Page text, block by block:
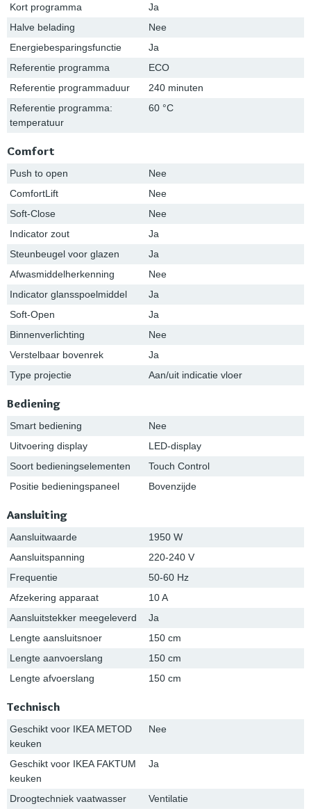
Kort programma
Ja
Halve belading
Nee
Energiebesparingsfunctie
Ja
Referentie programma
ECO
Referentie programmaduur
240 minuten
Referentie programma:
temperatuur
60 °C
Comfort
Push to open
Nee
ComfortLift
Nee
Soft-Close
Nee
Indicator zout
Ja
Steunbeugel voor glazen
Ja
Afwasmiddelherkenning
Nee
Indicator glansspoelmiddel
Ja
Soft-Open
Ja
Binnenverlichting
Nee
Verstelbaar bovenrek
Ja
Type projectie
Aan/uit indicatie vloer
Bediening
Smart bediening
Nee
Uitvoering display
LED-display
Soort bedieningselementen
Touch Control
Positie bedieningspaneel
Bovenzijde
Aansluiting
Aansluitwaarde
1950 W
Aansluitspanning
220-240 V
Frequentie
50-60 Hz
Afzekering apparaat
10 A
Aansluitstekker meegeleverd
Ja
Lengte aansluitsnoer
150 cm
Lengte aanvoerslang
150 cm
Lengte afvoerslang
150 cm
Technisch
Geschikt voor IKEA METOD
keuken
Nee
Geschikt voor IKEA FAKTUM
keuken
Ja
Droogtechniek vaatwasser Ventilatie